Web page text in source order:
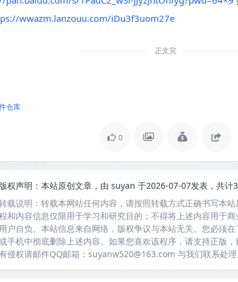
wwazm.lanzouu.com/iDu3f3uom27e
正文完
仓库
0
版权声明： 本站原创文章，由 suyan 于2026-07-07发表，共计
载说明： 转载本网站任何内容，请按照转载方式正确书写本
和内容信息仅限用于学习和研究目的；不得将上述内容用于
用户自负。本站信息来自网络，版权争议与本站无关。您必须
手机中彻底删除上述内容。如果您喜欢该程序，请支持正版
侵权请邮件QQ邮箱：suyanw520@163.com 与我们联系处理